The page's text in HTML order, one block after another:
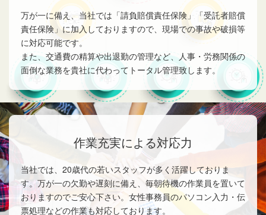
万が一に備え、当社では「請負賠償責任保険」「受託者賠償
責任保険」に加入しておりますので、現場での事故や破損等
に対応可能です。
また、交通費の精算や出退勤の管理など、人事・労務関係の
面倒な業務を貴社に代わってトータル管理致します。
作業充実による対応力
当社では、20歳代の若いスタッフが多く活躍しておりま
す。万が一の欠勤や遅刻に備え、毎朝待機の作業員を置いて
おりますのでご安心下さい。女性事務員のパソコン入力・伝
票処理などの作業も対応しております。